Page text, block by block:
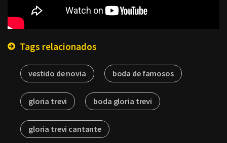
Tags relacionados
vestido de novia boda de famosos
gloria trevi boda gloria trevi
gloria trevi cantante